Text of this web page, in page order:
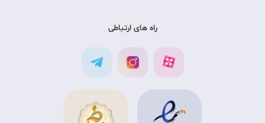
راه های ارتباطی